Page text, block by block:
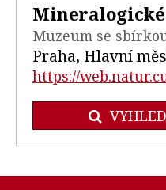
Muzeum se
Praha, Hlavní
https://